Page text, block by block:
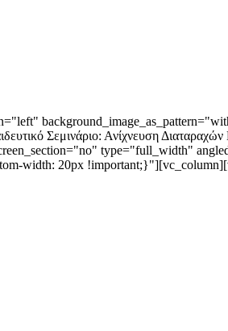
Σεμινάριο: Ανίχνευση Διαταραχών
type="full_width"
width: 20px